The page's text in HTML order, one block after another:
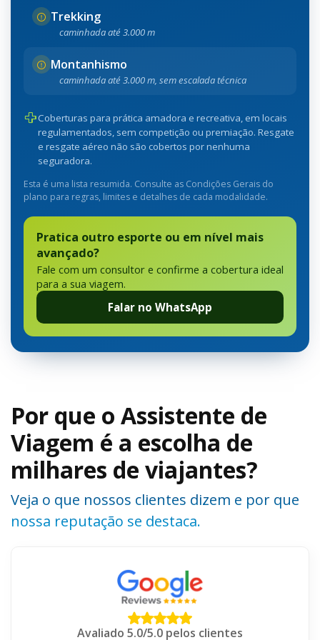
Trekking
caminhada até 3.000 m
Montanhismo
caminhada até 3.000 m, sem escalada técnica
Coberturas para prática amadora e recreativa, em locais
regulamentados, sem competição ou premiação. Resgate
e resgate aéreo não são cobertos por nenhuma
seguradora.
Esta é uma lista resumida. Consulte as Condições Gerais do
plano para regras, limites e detalhes de cada modalidade.
Pratica outro esporte ou em nível mais
avançado?
Fale com um consultor e confirme a cobertura ideal
para a sua viagem.
Falar no WhatsApp
Por que o Assistente de
Viagem é a escolha de
milhares de viajantes?
Veja o que nossos clientes dizem e por que
nossa reputação se destaca.
Avaliado 5.0/5.0 pelos clientes